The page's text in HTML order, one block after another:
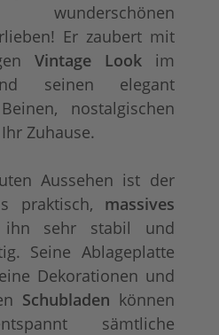
Er zaubert mit
Vintage Lookim
seinen elegant
nostalgischen
Zuhause.
Aussehen ist der
praktisch, massives
sehr stabil und
Seine Ablageplatte
Dekorationen und
Schubladen können
sämtliche